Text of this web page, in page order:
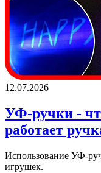
12.07.2026
УФ-ручки -
работает
Использование УФ-
игрушек.